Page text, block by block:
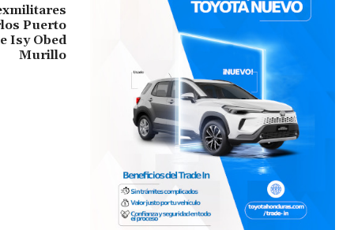
Puerto
Isy Obed
Murillo